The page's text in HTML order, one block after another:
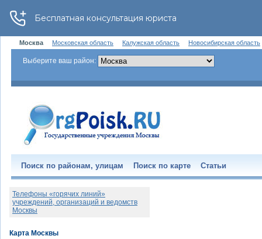
Москва Московская область Калужская область Новосибирская область
Выберите ваш район:
Поиск по районам, улицам Поиск по карте Статьи
Телефоны «горячих линий»
учреждений, организаций и ведомств
Москвы